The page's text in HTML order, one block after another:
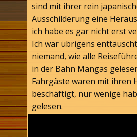
sind mit ihrer rein
Ausschilderung eine
ich habe es gar nicht erst
Ich war übrigens
niemand, wie alle
in der Bahn Mangas
Fahrgäste waren mit ihren
beschäftigt, nur wenige
gelesen.